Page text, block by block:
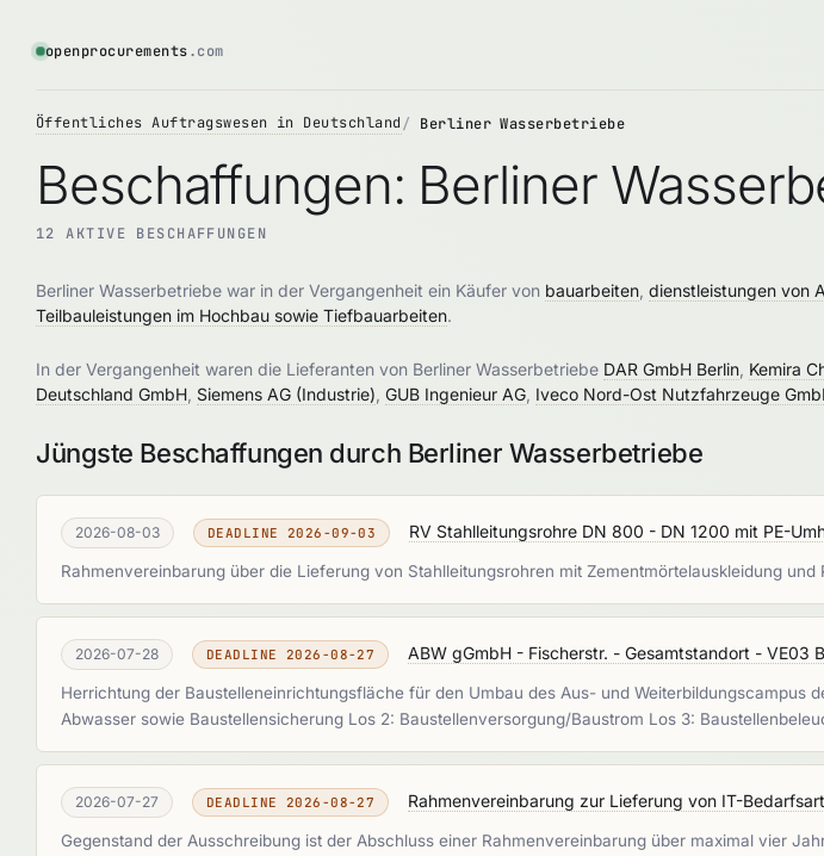
openprocurements.com
Öffentliches Auftragswesen in Deutschland Berliner Wasserbetriebe
Beschaffungen: Berliner
12 AKTIVE BESCHAFFUNGEN
Berliner Wasserbetriebe war in der Vergangenheit ein Käufer von bauarbeiten dienstleistungen von
Teilbauleistungen im Hochbau sowie Tiefbauarbeiten.
In der Vergangenheit waren die Lieferanten von Berliner Wasserbetriebe DAR GmbH Berlin Kemira
Deutschland GmbH Siemens AG (Industrie) GUB Ingenieur AG Iveco Nord-Ost Nutzfahrzeuge
Jüngste Beschaffungen durch Berliner Wasserbetriebe
2026-08-03 DEADLINE 2026-09-03 RV Stahlleitungsrohre DN 800 - DN 1200 mit PE-
Rahmenvereinbarung über die Lieferung von Stahlleitungsrohren mit Zementmörtelauskleidung
2026-07-28 DEADLINE 2026-08-27 ABW gGmbH - Fischerstr. - Gesamtstandort - VE03
Herrichtung der Baustelleneinrichtungsfläche für den Umbau des Aus- und Weiterbildungscampus
Abwasser sowie Baustellensicherung Los 2: Baustellenversorgung/Baustrom Los 3:
2026-07-27 DEADLINE 2026-08-27 Rahmenvereinbarung zur Lieferung von IT-
Gegenstand der Ausschreibung ist der Abschluss einer Rahmenvereinbarung über maximal vier